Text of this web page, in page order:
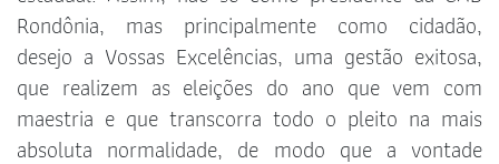
Rondônia, mas principalmente como cidadão,
desejo a Vossas Excelências, uma gestão exitosa,
que realizem as eleições do ano que vem com
maestria e que transcorra todo o pleito na mais
absoluta normalidade, de modo que a vontade